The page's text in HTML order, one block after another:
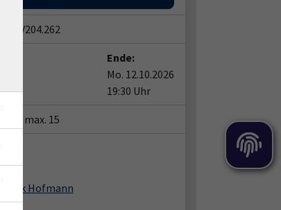
V204.262
Ende:
Mo. 12.10.2026
19:30 Uhr
6 / max. 15
Frank Hofmann